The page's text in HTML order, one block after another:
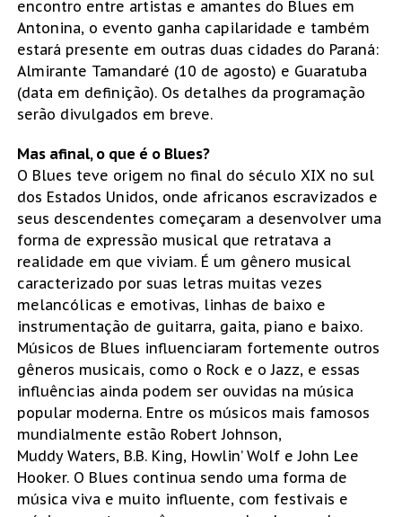
encontro entre artistas e amantes do Blues em
Antonina, o evento ganha capilaridade e também
estará presente em outras duas cidades do Paraná:
Almirante Tamandaré (10 de agosto) e Guaratuba
(data em definição). Os detalhes da programação
serão divulgados em breve.
Mas afinal, o que é o Blues?
O Blues teve origem no final do século XIX no sul
dos Estados Unidos, onde africanos escravizados e
seus descendentes começaram a desenvolver uma
forma de expressão musical que retratava a
realidade em que viviam. É um gênero musical
caracterizado por suas letras muitas vezes
melancólicas e emotivas, linhas de baixo e
instrumentação de guitarra, gaita, piano e baixo.
Músicos de Blues influenciaram fortemente outros
gêneros musicais, como o Rock e o Jazz, e essas
influências ainda podem ser ouvidas na música
popular moderna. Entre os músicos mais famosos
mundialmente estão Robert Johnson,
Muddy Waters, B.B. King, Howlin’ Wolf e John Lee
Hooker. O Blues continua sendo uma forma de
música viva e muito influente, com festivais e